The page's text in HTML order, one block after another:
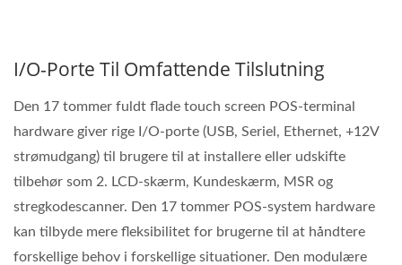
I/O-Porte Til Omfattende Tilslutning
Den 17 tommer fuldt flade touch screen POS-terminal
hardware giver rige I/O-porte (USB, Seriel, Ethernet, +12V
strømudgang) til brugere til at installere eller udskifte
tilbehør som 2. LCD-skærm, Kundeskærm, MSR og
stregkodescanner. Den 17 tommer POS-system hardware
kan tilbyde mere fleksibilitet for brugerne til at håndtere
forskellige behov i forskellige situationer. Den modulære